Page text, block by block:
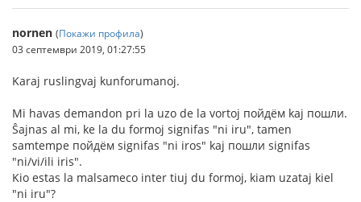
nornen (Покажи профила)
03 септември 2019, 01:27:55
Karaj ruslingvaj kunforumanoj.
Mi havas demandon pri la uzo de la vortoj пойдём kaj пошли.
Ŝajnas al mi, ke la du formoj signifas "ni iru", tamen
samtempe пойдём signifas "ni iros" kaj пошли signifas
"ni/vi/ili iris".
Kio estas la malsameco inter tiuj du formoj, kiam uzataj kiel
"ni iru"?